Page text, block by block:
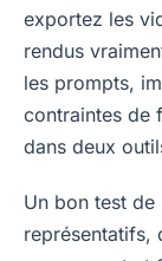
exportez les
rendus
les prompts,
contraintes de
dans deux
Un bon test
représentatifs,